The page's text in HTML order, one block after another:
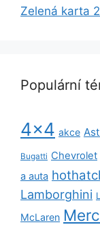
Zelená karta
Populární
4x4 akce
Bugatti Chevrolet
a auta
Lamborghini
McLaren